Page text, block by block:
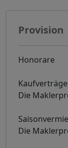
Provision
Honorare
Kaufverträge
Die
Die